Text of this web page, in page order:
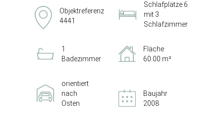
Objektreferenz
4441
Schlafplätze 6
mit 3
Schlafzimmer
1
Badezimmer
Fläche
60.00 m²
orientiert
nach
Osten
Baujahr
2008